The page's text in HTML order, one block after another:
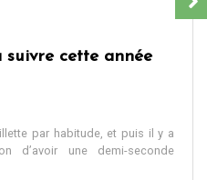
: comment